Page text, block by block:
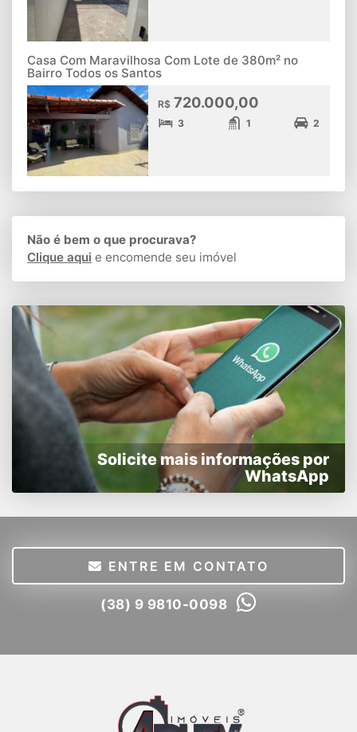
Casa Com Maravilhosa Com Lote de 380m² no
Bairro Todos os Santos
R$ 720.000,00
3 1 2
Não é bem o que procurava?
Clique aqui e encomende seu imóvel
Solicite mais informações por
WhatsApp
ENTRE EM CONTATO
(38) 9 9810-0098